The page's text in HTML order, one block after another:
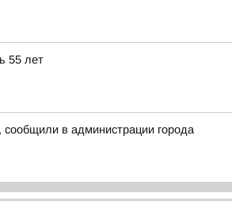
55 лет
сообщили в администрации города